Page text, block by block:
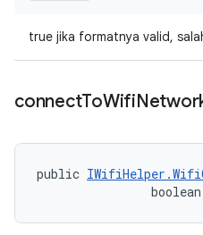
true jika formatnya valid,
connectToWifi
public